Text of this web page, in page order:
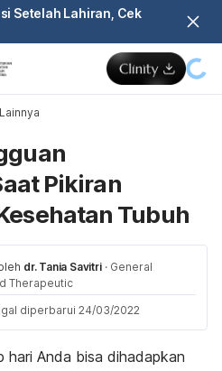
Setelah Lahiran, Cek
Pikiran
Tubuh
dr. Tania Savitri · General
Therapeutic
diperbarui 24/03/2022
hari Anda bisa dihadapkan